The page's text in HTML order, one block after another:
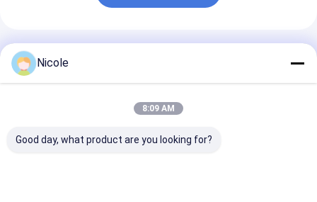
Prodotti Raccomandati
Nicole
8:09 AM
Good day, what product are you looking for?